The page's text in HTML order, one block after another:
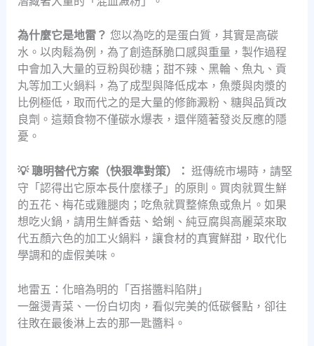
為什麼它是地雷？ 您以為吃的是蛋白質，其實是高碳
水。以肉鬆為例，為了創造酥脆口感與重量，製作過程
中會加入大量的豆粉與砂糖；甜不辣、黑輪、魚丸、貢
丸等加工火鍋料，為了成型與降低成本，魚漿與肉漿的
比例極低，取而代之的是大量的修飾澱粉、糖與品質改
良劑。這類食物不僅碳水爆表，還伴隨著發炎反應的隱
憂。
💡 聰明替代方案（快狠準對策）： 逛傳統市場時，請堅
守「認得出它原本長什麼樣子」的原則。買肉就買生鮮
的五花、梅花或雞腿肉；吃魚就買整條魚或魚片。如果
想吃火鍋，請用生鮮香菇、蛤蜊、純豆腐與高麗菜來取
代五顏六色的加工火鍋料，讓食材的真實鮮甜，取代化
學調和的虛假美味。
地雷五：化暗為明的「百搭醬料陷阱」
一盤燙青菜、一份白切肉，看似完美的低碳餐點，卻往
往敗在最後淋上去的那一匙醬料。